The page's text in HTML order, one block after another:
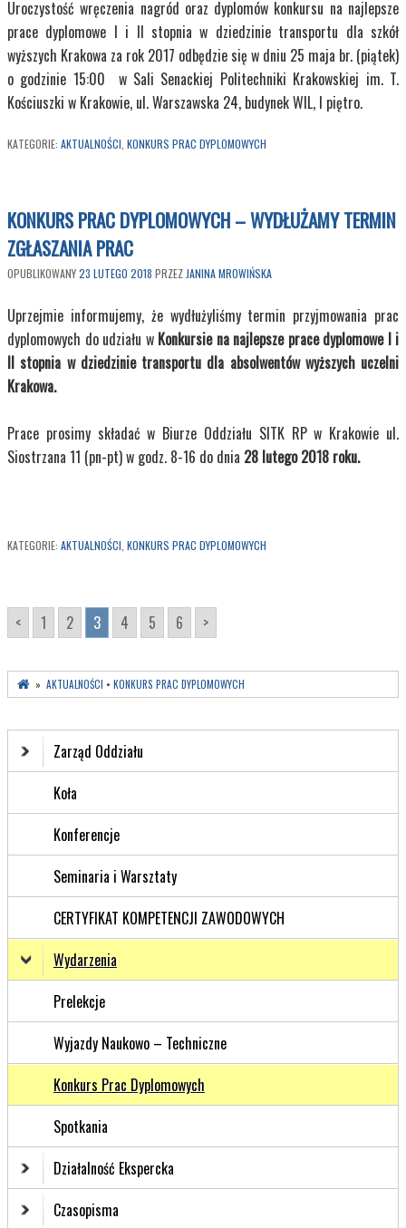
Uroczystość wręczenia nagród oraz dyplomów konkursu na najlepsze
prace dyplomowe I i II stopnia w dziedzinie transportu dla szkół
wyższych Krakowa za rok 2017 odbędzie się w dniu 25 maja br. (piątek)
o godzinie 15:00 w Sali Senackiej Politechniki Krakowskiej im. T.
Kościuszki w Krakowie, ul. Warszawska 24, budynek WIL, I piętro.
KATEGORIE: AKTUALNOŚCI KONKURS PRAC DYPLOMOWYCH
KONKURS PRAC DYPLOMOWYCH – WYDŁUŻAMY TERMIN
ZGŁASZANIA PRAC
OPUBLIKOWANY23 LUTEGO 2018 PRZEZ JANINA MROWIŃSKA
Uprzejmie informujemy, że wydłużyliśmy termin przyjmowania prac
dyplomowych do udziału wKonkursie na najlepsze prace dyplomowe I i
II stopnia w dziedzinie transportu dla absolwentów wyższych uczelni
Krakowa.
Prace prosimy składać w Biurze Oddziału SITK RP w Krakowie ul.
Siostrzana 11 (pn-pt) w godz. 8-16 do dnia 28 lutego 2018 roku.
KATEGORIE: AKTUALNOŚCI KONKURS PRAC DYPLOMOWYCH
< 1 2 3 4 5 6 >
» AKTUALNOŚCI • KONKURS PRAC DYPLOMOWYCH
Zarząd Oddziału
Koła
Konferencje
Seminaria i Warsztaty
CERTYFIKAT KOMPETENCJI ZAWODOWYCH
Wydarzenia
Prelekcje
Wyjazdy Naukowo – Techniczne
Konkurs Prac Dyplomowych
Spotkania
Działalność Ekspercka
Czasopisma